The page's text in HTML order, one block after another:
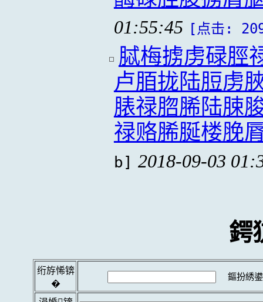
01:55:45 [点击:
脦梅掳虏碌脛
卢脜拢陆脰虏
脿禄脗脪陆脨
禄赂脪脠楼脕
b] 2018-09-03
鍔
绗斿悕锛
�
鏂扮綉